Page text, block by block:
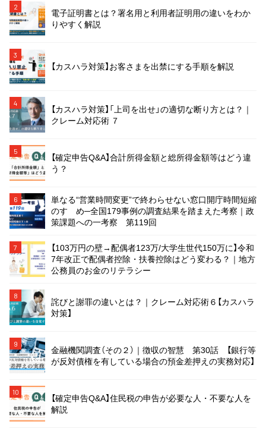
2
電子証明書とは？署名用と利用者証明用の違いをわか
りやすく解説
3
【カスハラ対策】お客さまを出禁にする手順を解説
4
【カスハラ対策】「上司を出せ」の適切な断り方とは？｜
クレーム対応術 ７
5
【確定申告Q&A】合計所得金額と総所得金額等はどう違
う？
6
単なる“営業時間変更”で終わらせない窓口開庁時間短縮
のすゝめ─全国179事例の調査結果を踏まえた考察｜政
策課題への一考察 第119回
7
【103万円の壁→配偶者123万/大学生世代150万に】令和
7年改正で配偶者控除・扶養控除はどう変わる？｜地方
公務員のお金のリテラシー
8
詫びと謝罪の違いとは？｜クレーム対応術６【カスハラ
対策】
9
金融機関調査（その２）｜徴収の智慧 第30話 【銀行等
が反対債権を有している場合の預金差押えの実務対応】
10
【確定申告Q&A】住民税の申告が必要な人・不要な人を
解説